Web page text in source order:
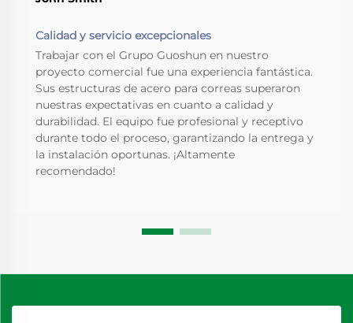
Calidad y servicio excepcionales
Trabajar con el Grupo Guoshun en nuestro
proyecto comercial fue una experiencia fantástica.
Sus estructuras de acero para correas superaron
nuestras expectativas en cuanto a calidad y
durabilidad. El equipo fue profesional y receptivo
durante todo el proceso, garantizando la entrega y
la instalación oportunas. ¡Altamente
recomendado!